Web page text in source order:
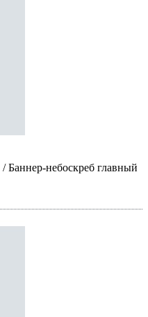
/ Баннер-небоскреб главный